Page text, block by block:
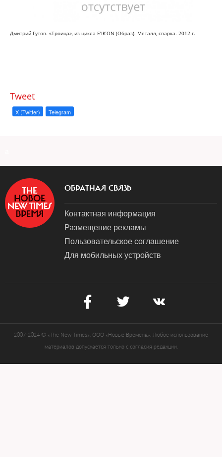
Дмитрий Гутов. «Троица», из цикла E’IK’ΩN (Образ). Металл, сварка. 2012 г.
Tweet
X (Twitter) Telegram
ОБРАТНАЯ СВЯЗЬ
Контактная информация
Размещение рекламы
Пользовательское соглашение
Для мобильных устройств
2007-2024 © «The New Times». ООО «Новые Времена». Любое использование
материалов допускается только с согласия редакции.